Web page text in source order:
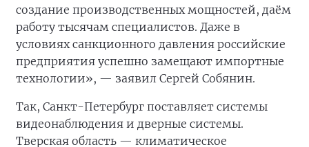
создание производственных мощностей, даём
работу тысячам специалистов. Даже в
условиях санкционного давления российские
предприятия успешно замещают импортные
технологии», — заявил Сергей Собянин.
Так, Санкт-Петербург поставляет системы
видеонаблюдения и дверные системы.
Тверская область — климатическое